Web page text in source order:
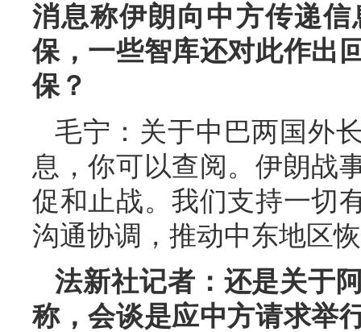
消息称伊朗向中方传递
保，一些智库还对此作出
保？
毛宁：关于中巴两国外
息，你可以查阅。伊朗战
促和止战。我们支持一切
沟通协调，推动中东地区
法新社记者：还是关于
称，会谈是应中方请求举